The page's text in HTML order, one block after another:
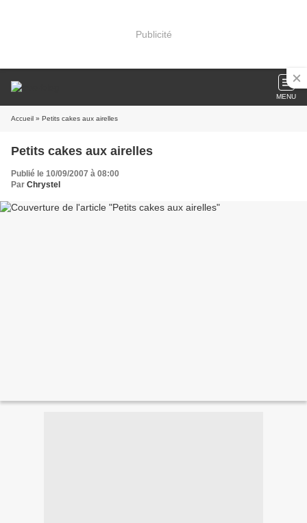
Publicité
MENU
Accueil » Petits cakes aux airelles
Petits cakes aux airelles
Publié le 10/09/2007 à 08:00
Par Chrystel